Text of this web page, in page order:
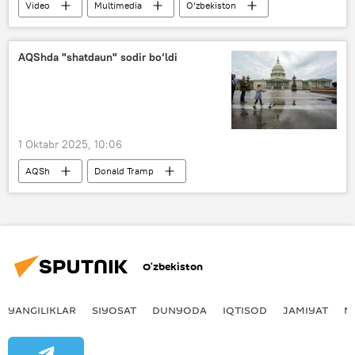
Video Multimedia
O‘zbekiston
robot
AQShda "shatdaun" sodir bo‘ldi
1 Oktabr 2025, 10:06
AQSh
Donald Tramp
respublikachilar
Davlat budjeti
O‘zbekiston
YANGILIKLAR SIYOSAT DUNYODA IQTISOD JAMIYAT